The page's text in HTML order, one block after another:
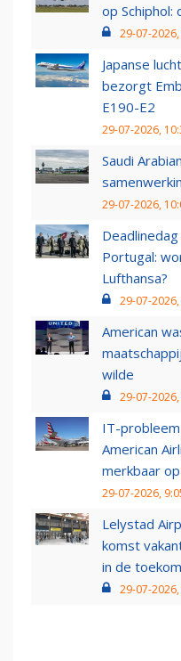
op Schiphol:
29-07-
Japanse
bezorgt
E190-E2
29-07-2026,
Saudi
29-07-2026,
Portugal:
Lufthansa?
29-07-
American
wilde
29-07-2026,
IT-
American
merkbaar op
29-07-2026,
Lelystad
komst
in de
29-07-2026,